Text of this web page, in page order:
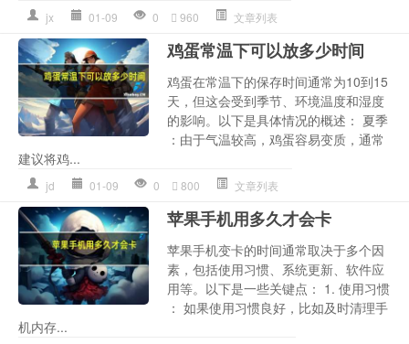
jx 01-09 0 960 文章列表
鸡蛋常温下可以放多少时间
鸡蛋在常温下的保存时间通常为10到15
天，但这会受到季节、环境温度和湿度
的影响。以下是具体情况的概述： 夏季
：由于气温较高，鸡蛋容易变质，通常
建议将鸡...
jd 01-09 0 800 文章列表
苹果手机用多久才会卡
苹果手机变卡的时间通常取决于多个因
素，包括使用习惯、系统更新、软件应
用等。以下是一些关键点： 1. 使用习惯
： 如果使用习惯良好，比如及时清理手
机内存...